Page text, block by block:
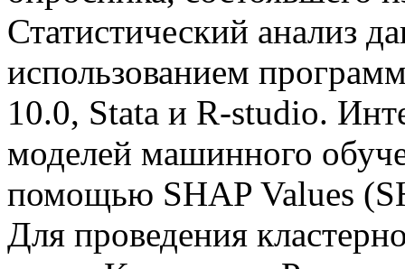
Статистический анализ
использованием
10.0, Stata и R-studio.
моделей машинного
помощью SHAP Values
Для проведения